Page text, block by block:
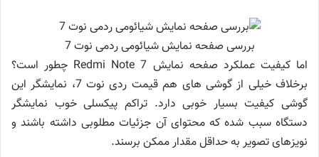
بررسی صفحه نمایش شیائومی ردمی نوت 7
اما کیفیت عملکرد صفحه نمایش Redmi Note 7 چطور است؟
برخلاف خیلی از گوشی های هم قیمت ردی نوت 7، نمایشگر این
گوشی کیفیت بسیار خوبی دارد. تراکم پیکسلی خوب نمایشگر
دستگاه سبب شده که محتوای آن جزئیات مطلوبی داشته باشند و
نویزهای تصویر به حداقل مقدار ممکن برسند.